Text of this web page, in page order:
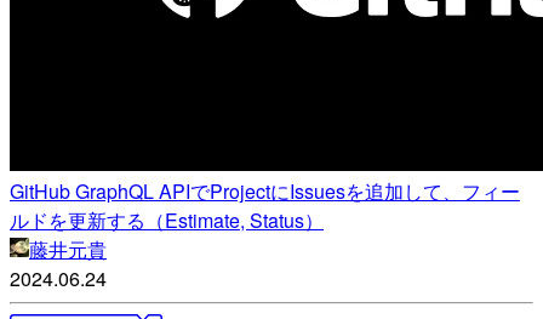
GitHub GraphQL APIでProjectにIssuesを追加して、フィー
ルドを更新する（Estimate, Status）
藤井元貴
2024.06.24